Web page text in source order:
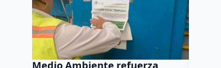
Medio Ambiente refuerza